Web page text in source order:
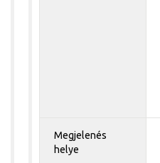
Megjelenés
helye